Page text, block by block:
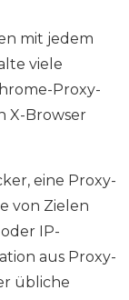
mit jedem
viele
Proxy-
X-Browser
eine Proxy-
von Zielen
IP-
aus Proxy-
übliche